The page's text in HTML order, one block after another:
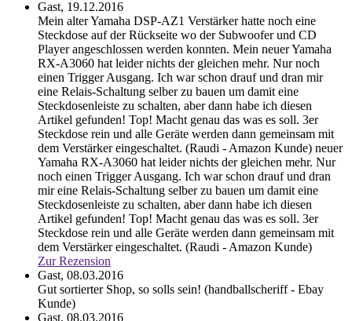
Gast, 19.12.2016
Mein alter Yamaha DSP-AZ1 Verstärker hatte noch eine
Steckdose auf der Rückseite wo der Subwoofer und CD
Player angeschlossen werden konnten. Mein neuer Yamaha
RX-A3060 hat leider nichts der gleichen mehr. Nur noch
einen Trigger Ausgang. Ich war schon drauf und dran mir
eine Relais-Schaltung selber zu bauen um damit eine
Steckdosenleiste zu schalten, aber dann habe ich diesen
Artikel gefunden! Top! Macht genau das was es soll. 3er
Steckdose rein und alle Geräte werden dann gemeinsam mit
dem Verstärker eingeschaltet. (Raudi - Amazon Kunde) neuer
Yamaha RX-A3060 hat leider nichts der gleichen mehr. Nur
noch einen Trigger Ausgang. Ich war schon drauf und dran
mir eine Relais-Schaltung selber zu bauen um damit eine
Steckdosenleiste zu schalten, aber dann habe ich diesen
Artikel gefunden! Top! Macht genau das was es soll. 3er
Steckdose rein und alle Geräte werden dann gemeinsam mit
dem Verstärker eingeschaltet. (Raudi - Amazon Kunde)
Zur Rezension
Gast, 08.03.2016
Gut sortierter Shop, so solls sein! (handballscheriff - Ebay
Kunde)
Gast, 08.03.2016